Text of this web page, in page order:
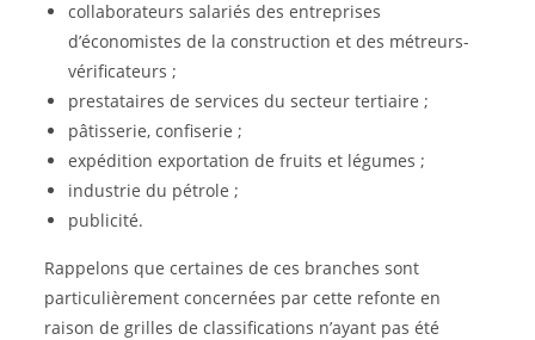
collaborateurs salariés des entreprises
d’économistes de la construction et des métreurs-
vérificateurs ;
prestataires de services du secteur tertiaire ;
pâtisserie, confiserie ;
expédition exportation de fruits et légumes ;
industrie du pétrole ;
publicité.
Rappelons que certaines de ces branches sont
particulièrement concernées par cette refonte en
raison de grilles de classifications n’ayant pas été